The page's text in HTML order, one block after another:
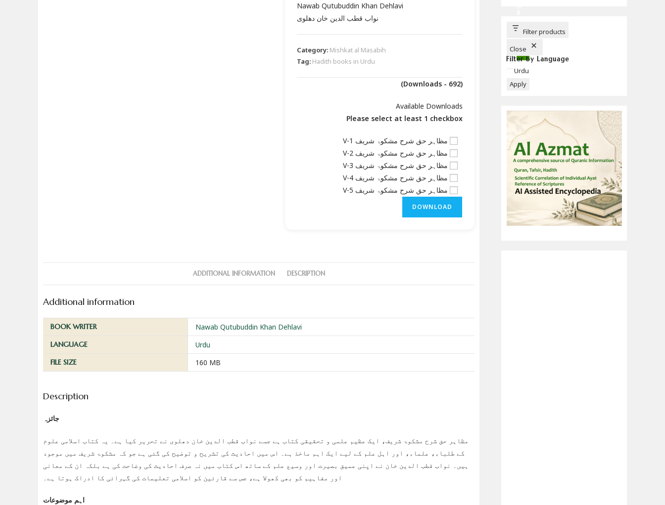
Nawab Qutubuddin Khan Dehlavi
نواب قطب الدین خان دھلوی
Category: Mishkat al Masabih
Tag: Hadith books in Urdu
(Downloads - 692)
Available Downloads
Please select at least 1 checkbox
مظاہر حق شرح مشکوۃ شریف V-1
مظاہر حق شرح مشکوۃ شریف V-2
مظاہر حق شرح مشکوۃ شریف V-3
مظاہر حق شرح مشکوۃ شریف V-4
مظاہر حق شرح مشکوۃ شریف V-5
DOWNLOAD
ADDITIONAL INFORMATION DESCRIPTION
Additional information
BOOK WRITER Nawab Qutubuddin Khan Dehlavi
LANGUAGE Urdu
FILE SIZE 160 MB
Description
جائزہ
مظاہر حق شرح مشکوۃ شریف، ایک عظیم علمی و تحقیقی کتاب ہے جسے نواب قطب الدین خان دھلوی نے تحریر کیا ہے۔ یہ کتاب اسلامی علوم
کے طلباء، علماء، اور اہل علم کے لیے ایک اہم ماخذ ہے۔ اس میں احادیث کی تشریح و توضیح کی گئی ہے جو کہ مشکوۃ شریف میں موجود
ہیں۔ نواب قطب الدین خان نے اپنی عمیق بصیرت اور وسیع علم کے ساتھ اس کتاب میں نہ صرف احادیث کی وضاحت کی ہے بلکہ ان کے معانی
اور مفاہیم کو بھی کھولا ہے، جس سے قارئین کو اسلامی تعلیمات کی گہرائی کا ادراک ہوتا ہے۔
اہم موضوعات
T
T
Filter products
Close
Filter by Language
Language
Urdu
Apply